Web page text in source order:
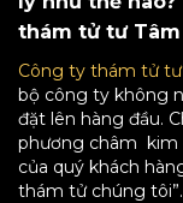
thám tử tư Tâm
Công ty thám tử tư
bộ công ty không
đặt lên hàng đầu.
phương châm kim
của quý khách
thám tử chúng tôi”.